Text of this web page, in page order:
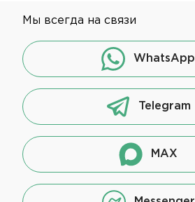
Мы всегда на связи
WhatsApp
Telegram
MAX